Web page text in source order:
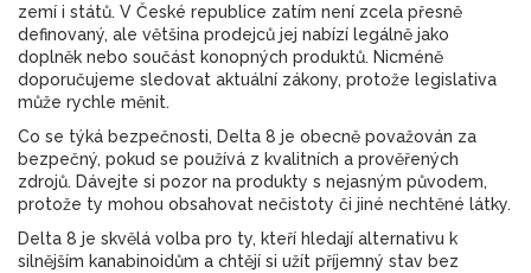
zemí i států. V České republice zatím není zcela přesně
definovaný, ale většina prodejců jej nabízí legálně jako
doplněk nebo součást konopných produktů. Nicméně
doporučujeme sledovat aktuální zákony, protože legislativa
může rychle měnit.
Co se týká bezpečnosti, Delta 8 je obecně považován za
bezpečný, pokud se používá z kvalitních a prověřených
zdrojů. Dávejte si pozor na produkty s nejasným původem,
protože ty mohou obsahovat nečistoty či jiné nechtěné látky.
Delta 8 je skvělá volba pro ty, kteří hledají alternativu k
silnějším kanabinoidům a chtějí si užít příjemný stav bez